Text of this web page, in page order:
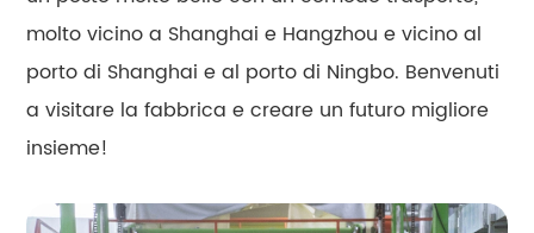
molto vicino a Shanghai e Hangzhou e vicino al
porto di Shanghai e al porto di Ningbo. Benvenuti
a visitare la fabbrica e creare un futuro migliore
insieme!